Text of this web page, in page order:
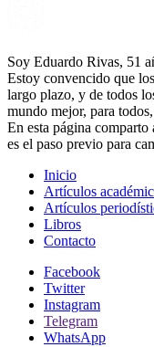
Soy Eduardo Rivas, 51
Estoy convencido que
largo plazo, y de todos
mundo mejor, para
En esta página comparto
es el paso previo para
Inicio
Artículos
Artículos
Libros
Contacto
Facebook
Twitter
Instagram
Telegram
WhatsApp